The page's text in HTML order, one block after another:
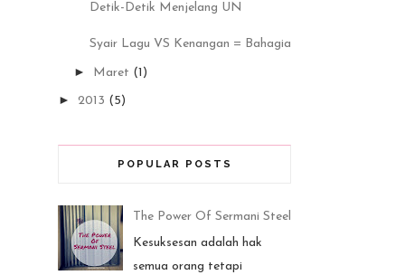
Detik-Detik Menjelang UN
Syair Lagu VS Kenangan = Bahagia
► Maret (1)
► 2013 (5)
POPULAR POSTS
The Power Of Sermani Steel
Kesuksesan adalah hak
semua orang tetapi